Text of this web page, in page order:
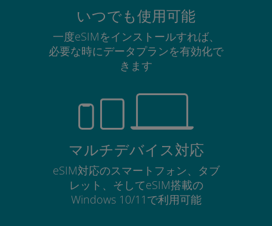
いつでも使用可能
一度eSIMをインストールすれば、
必要な時にデータプランを有効化で
きます
マルチデバイス対応
eSIM対応のスマートフォン、タブ
レット、そしてeSIM搭載の
Windows 10/11で利用可能